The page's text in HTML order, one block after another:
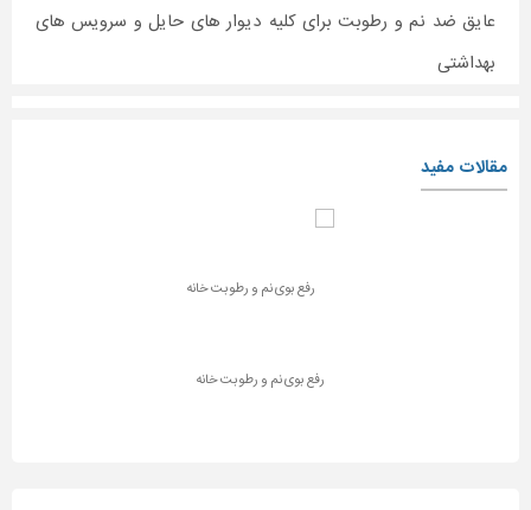
عایق ضد نم و رطوبت برای کلیه دیوار های حایل و سرویس های
بهداشتی
مقالات مفید
رفع بوی نم و رطوبت خانه